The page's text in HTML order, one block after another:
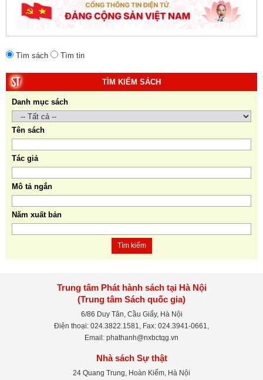
Tìm sách Tìm tin
TÌM KIẾM SÁCH
Danh mục sách
Tên sách
Tác giả
Mô tả ngắn
Năm xuất bản
Tìm kiếm
Trung tâm Phát hành sách tại Hà Nội
(Trung tâm Sách quốc gia)
6/86 Duy Tân, Cầu Giấy, Hà Nội
Điện thoại: 024.3822.1581, Fax: 024.3941-0661,
Email: phathanh@nxbctqg.vn
Nhà sách Sự thật
24 Quang Trung, Hoàn Kiếm, Hà Nội